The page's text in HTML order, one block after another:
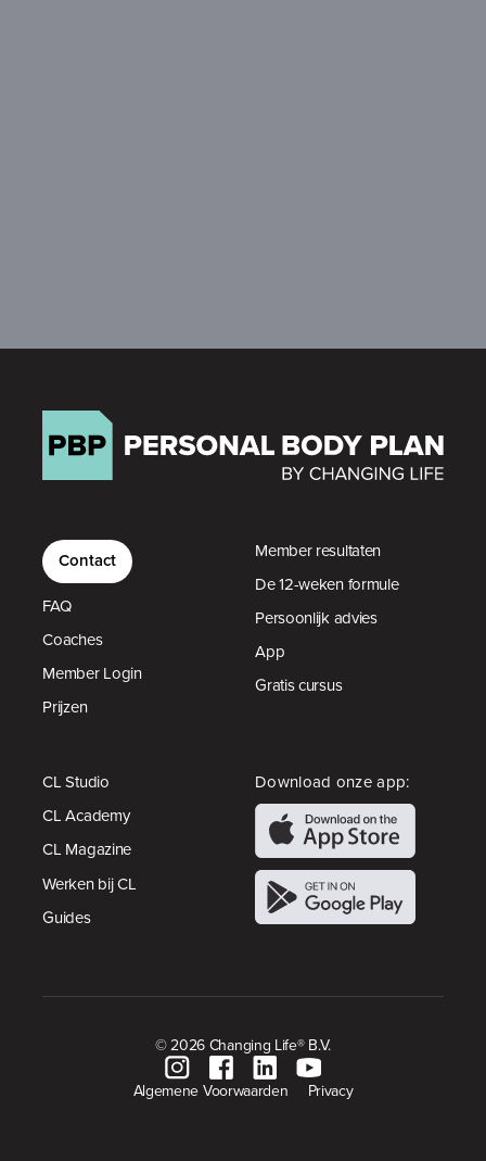
Contact
FAQ
Coaches
Member Login
Prijzen
Member resultaten
De 12-weken formule
Persoonlijk advies
App
Gratis cursus
CL Studio
CL Academy
CL Magazine
Werken bij CL
Guides
Download onze app:
© 2026 Changing Life® B.V.
Algemene Voorwaarden Privacy